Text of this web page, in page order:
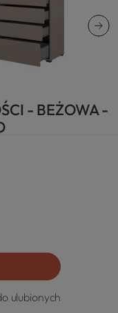
- BEŻOWA -
ulubionych